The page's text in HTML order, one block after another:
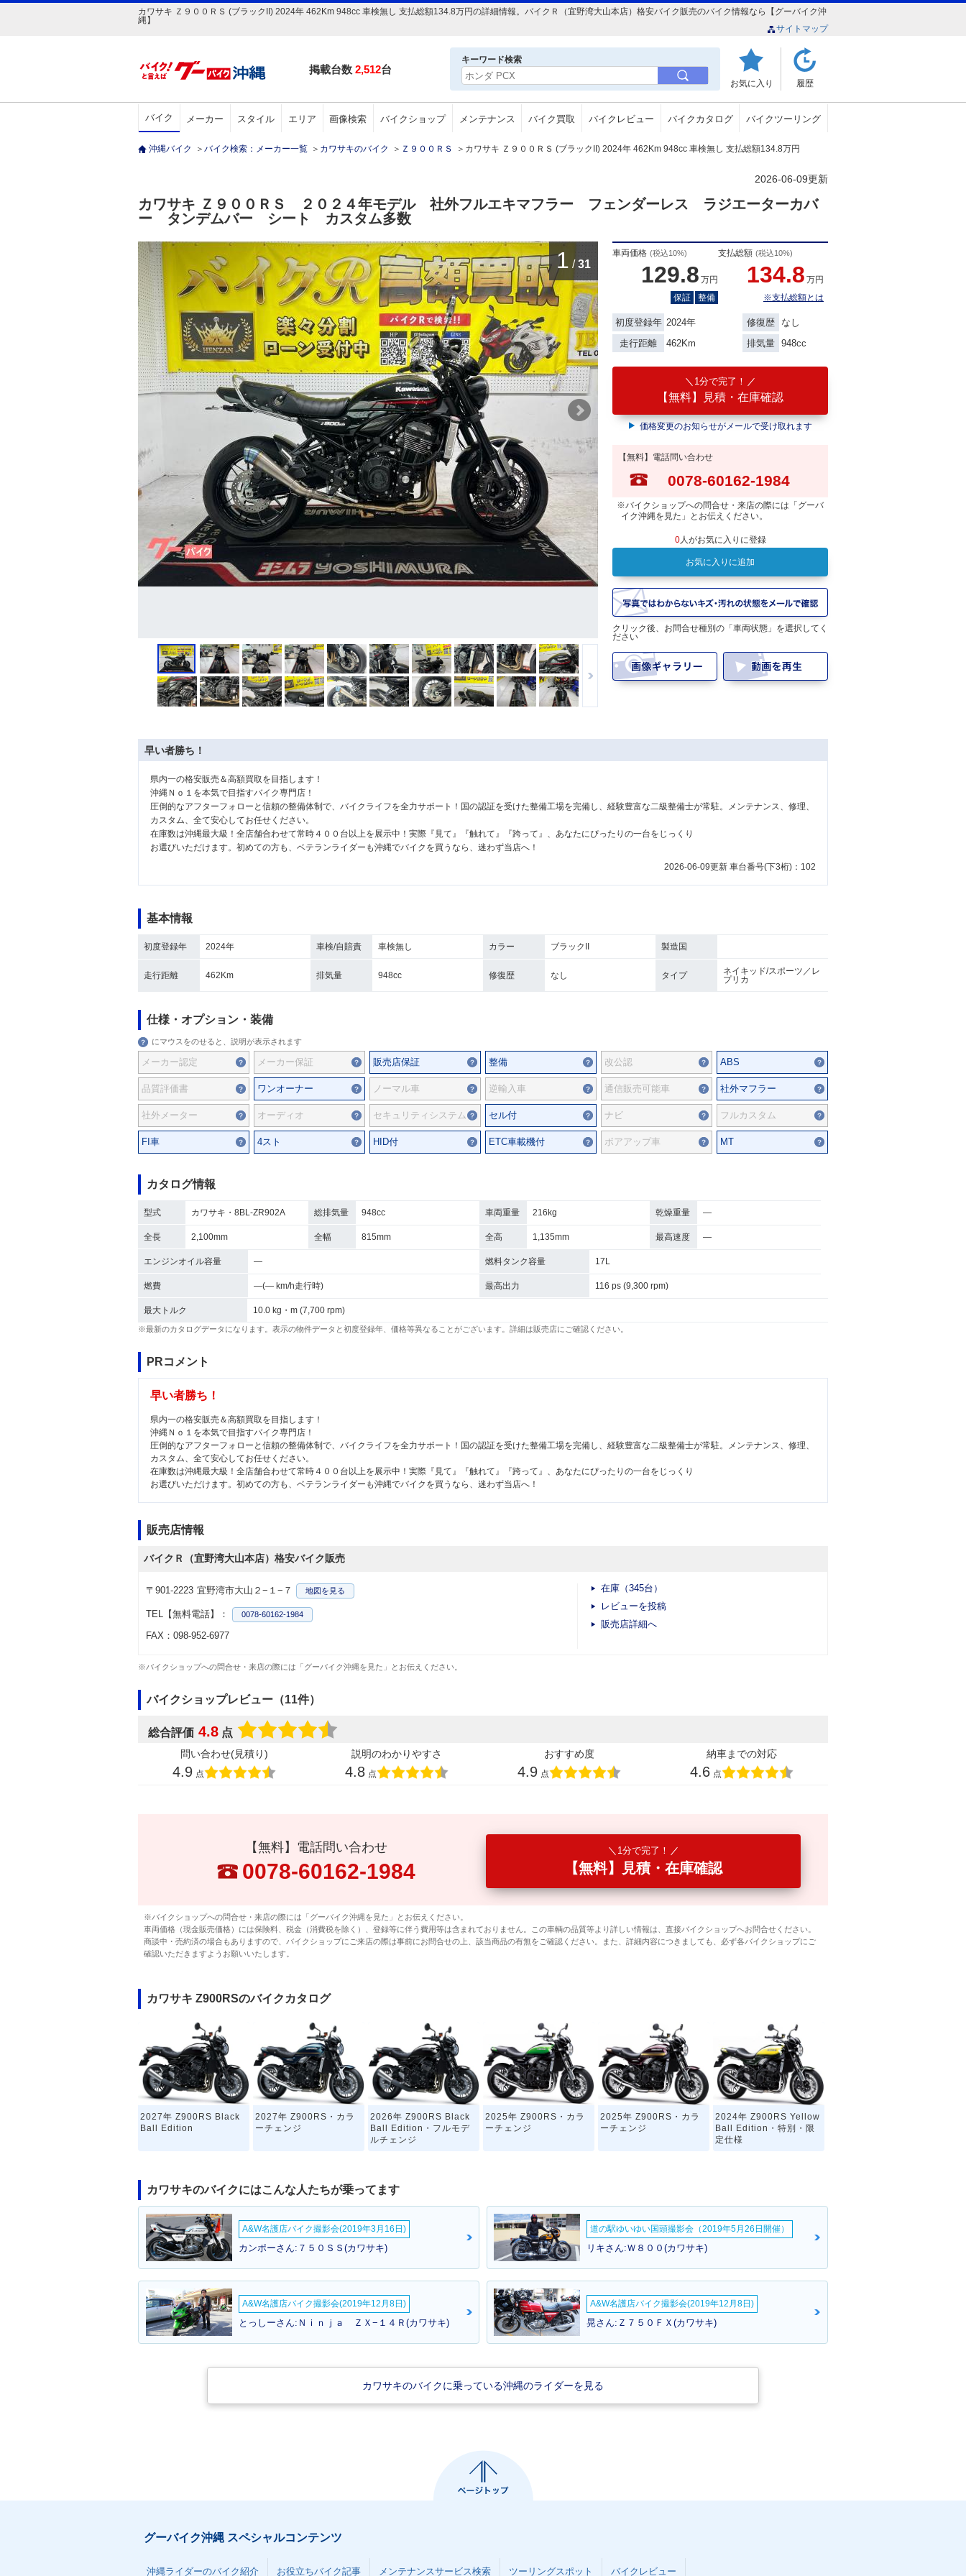
カワサキ Ｚ９００ＲＳ (ブラックII) 2024年 462Km 948cc 車検無し 支払総額134.8万円の詳細情報。バイクＲ（宜野湾大山本店）格安バイク販売のバイク情報なら【グーバイク沖
縄】
サイトマップ
掲載台数 2,512台
キーワード検索
お気に入り 履歴
バイク メーカー スタイル エリア 画像検索 バイクショップ メンテナンス バイク買取 バイクレビュー バイクカタログ バイクツーリング
沖縄バイク ＞ バイク検索：メーカー一覧 ＞ カワサキのバイク ＞ Ｚ９００ＲＳ ＞ カワサキ Ｚ９００ＲＳ (ブラックII) 2024年 462Km 948cc 車検無し 支払総額134.8万円
2026-06-09更新
カワサキ Ｚ９００ＲＳ ２０２４年モデル 社外フルエキマフラー フェンダーレス ラジエーターカバ
ー タンデムバー シート カスタム多数
1 / 31
車両価格 (税込10%)
129.8 万円
保証
整備
支払総額 (税込10%)
134.8 万円
※支払総額とは
初度登録年 2024年 修復歴
なし
走行距離
462Km 排気量 948cc
1分で完了！
【無料】見積・在庫確認
価格変更のお知らせがメールで受け取れます
【無料】電話問い合わせ
0078-60162-1984
※バイクショップへの問合せ・来店の際には「グーバ
イク沖縄を見た」とお伝えください。
0人がお気に入りに登録
お気に入りに追加
クリック後、お問合せ種別の「車両状態」を選択してく
ださい
早い者勝ち！
県内一の格安販売＆高額買取を目指します！
沖縄Ｎｏ１を本気で目指すバイク専門店！
圧倒的なアフターフォローと信頼の整備体制で、バイクライフを全力サポート！国の認証を受けた整備工場を完備し、経験豊富な二級整備士が常駐。メンテナンス、修理、
カスタム、全て安心してお任せください。
在庫数は沖縄最大級！全店舗合わせて常時４００台以上を展示中！実際『見て』『触れて』『跨って』、あなたにぴったりの一台をじっくり
お選びいただけます。初めての方も、ベテランライダーも沖縄でバイクを買うなら、迷わず当店へ！
2026-06-09更新 車台番号(下3桁)：102
基本情報
初度登録年 2024年 車検/自賠責 車検無し カラー ブラックII 製造国
走行距離 462Km 排気量 948cc 修復歴 なし タイプ
ネイキッド/スポーツ／レ
プリカ
仕様・オプション・装備
にマウスをのせると、説明が表示されます
メーカー認定 メーカー保証 販売店保証 整備 改公認 ABS
品質評価書 ワンオーナー ノーマル車 逆輸入車 通信販売可能車 社外マフラー
社外メーター オーディオ セキュリティシステム セル付 ナビ フルカスタム
FI車 4スト HID付 ETC車載機付 ボアアップ車 MT
カタログ情報
型式 カワサキ・8BL-ZR902A 総排気量 948cc 車両重量 216kg 乾燥重量 ―
全長 2,100mm 全幅 815mm 全高 1,135mm 最高速度 ―
エンジンオイル容量 ― 燃料タンク容量 17L
燃費 ―(― km/h走行時) 最高出力 116 ps (9,300 rpm)
最大トルク 10.0 kg・m (7,700 rpm)
※最新のカタログデータになります。表示の物件データと初度登録年、価格等異なることがございます。詳細は販売店にご確認ください。
PRコメント
早い者勝ち！
県内一の格安販売＆高額買取を目指します！
沖縄Ｎｏ１を本気で目指すバイク専門店！
圧倒的なアフターフォローと信頼の整備体制で、バイクライフを全力サポート！国の認証を受けた整備工場を完備し、経験豊富な二級整備士が常駐。メンテナンス、修理、
カスタム、全て安心してお任せください。
在庫数は沖縄最大級！全店舗合わせて常時４００台以上を展示中！実際『見て』『触れて』『跨って』、あなたにぴったりの一台をじっくり
お選びいただけます。初めての方も、ベテランライダーも沖縄でバイクを買うなら、迷わず当店へ！
販売店情報
バイクＲ（宜野湾大山本店）格安バイク販売
〒901-2223 宜野湾市大山２−１−７ 地図を見る
TEL【無料電話】： 0078-60162-1984
FAX：098-952-6977
在庫（345台）
レビューを投稿
販売店詳細へ
※バイクショップへの問合せ・来店の際には「グーバイク沖縄を見た」とお伝えください。
バイクショップレビュー（11件）
総合評価 4.8 点
問い合わせ(見積り)
4.9 点
説明のわかりやすさ
4.8 点
おすすめ度
4.9 点
納車までの対応
4.6 点
【無料】電話問い合わせ
0078-60162-1984
1分で完了！
【無料】見積・在庫確認
※バイクショップへの問合せ・来店の際には「グーバイク沖縄を見た」とお伝えください。
車両価格（現金販売価格）には保険料、税金（消費税を除く）、登録等に伴う費用等は含まれておりません。この車輌の品質等より詳しい情報は、直接バイクショップへお問合せください。
商談中・売約済の場合もありますので、バイクショップにご来店の際は事前にお問合せの上、該当商品の有無をご確認ください。また、詳細内容につきましても、必ず各バイクショップにご
確認いただきますようお願いいたします。
カワサキ Z900RSのバイクカタログ
2027年 Z900RS Black
Ball Edition
2027年 Z900RS・カラ
ーチェンジ
2026年 Z900RS Black
Ball Edition・フルモデ
ルチェンジ
2025年 Z900RS・カラ
ーチェンジ
2025年 Z900RS・カラ
ーチェンジ
2024年 Z900RS Yellow
Ball Edition・特別・限
定仕様
2024年 Z900RS・カラ
ーチェンジ
ナーチェンジ
nniversary・特別・限定
仕様
2022年 Z900RS・カラ
ーチェンジ
ーチェンジ
ーチェンジ
カワサキのバイクにはこんな人たちが乗ってます
A&W名護店バイク撮影会(2019年3月16日)
カンポーさん:７５０ＳＳ(カワサキ)
道の駅ゆいゆい国頭撮影会（2019年5月26日開催）
リキさん:Ｗ８００(カワサキ)
A&W名護店バイク撮影会(2019年12月8日)
とっしーさん:Ｎｉｎｊａ ＺＸ−１４Ｒ(カワサキ)
A&W名護店バイク撮影会(2019年12月8日)
晃さん:Ｚ７５０ＦＸ(カワサキ)
カワサキのバイクに乗っている沖縄のライダーを見る
グーバイク沖縄 スペシャルコンテンツ
沖縄ライダーのバイク紹介 お役立ちバイク記事 メンテナンスサービス検索 ツーリングスポット バイクレビュー